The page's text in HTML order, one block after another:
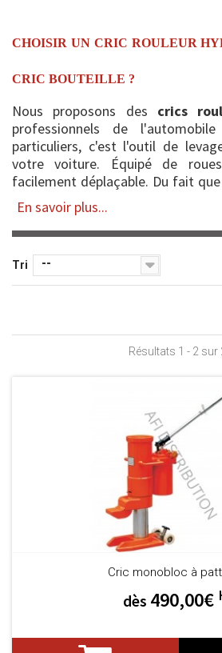
CHOISIR UN CRIC ROULEUR
CRIC BOUTEILLE ?
Nous proposons des crics
professionnels de
particuliers, c'est l'outil de
votre voiture. Équipé de
facilement déplaçable. Du fait
utilisé, il en existe de...
En savoir plus...
Tri --
Résultats 1 - 2 sur
Cric monobloc à
dès 490,00€